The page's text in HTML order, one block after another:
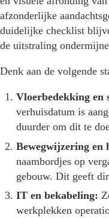
afzonderlijke
duidelijke checklist
de uitstraling
Denk aan de volgende
Vloerbedekking en
verhuisdatum is
duurder om dit te
Bewegwijzering en
naambordjes op
gebouw. Dit geeft
IT en bekabeling:
werkplekken